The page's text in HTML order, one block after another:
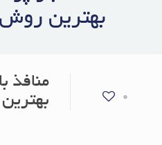
بهترین
0
منافذ